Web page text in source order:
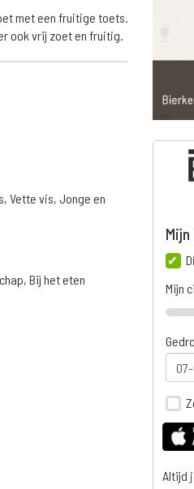
met een fruitige toets.
ook vrij zoet en fruitig.
Vette vis, Jonge en
Bij het eten
Mijn
Altijd